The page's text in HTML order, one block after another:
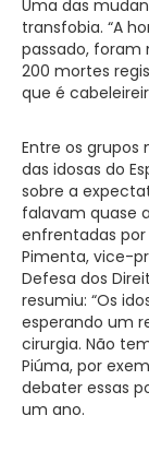
Uma das
transfobia. “A
passado, foram
200 mortes
que é
Entre os grupos
das idosas do
sobre a
falavam quase
enfrentadas por
Pimenta, vice-
Defesa dos
resumiu: “Os
esperando um
cirurgia. Não
Piúma, por
debater essas
um ano.